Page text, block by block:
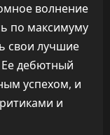
волнение
по максимуму
свои лучшие
Ее дебютный
успехом, и
и